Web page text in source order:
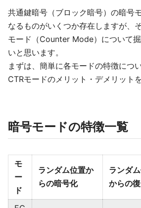
共通鍵暗号（ブロック暗号）の暗号
なるものがいくつか存在しますが、
モード（Counter Mode）について
いと思います。
まずは、簡単に各モードの特徴につ
CTRモードのメリット・デメリット
暗号モードの特徴一覧
モ
ー
ド
ランダム位置か
らの暗号化
ランダ
からの